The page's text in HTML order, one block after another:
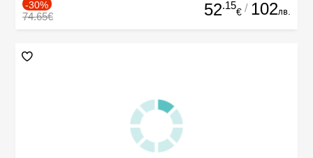
-30%
74.65€ 52.15
€ / 102лв.